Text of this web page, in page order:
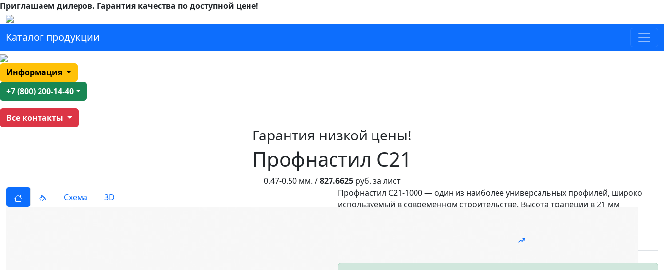
Приглашаем дилеров. Гарантия качества по доступной цене!
Каталог продукции
Информация
+7 (800) 200-14-40
Все контакты
Гарантия низкой цены!
Профнастил С21
0.47-0.50 мм. /827.6625 руб. за лист
Схема
3D
Профнастил С21-1000 — один из наиболее универсальных профилей, широко
используемый в современном строительстве. Высота трапеции в 21 мм